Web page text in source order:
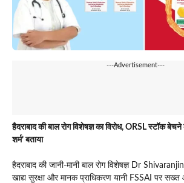
---Advertisement---
हैदराबाद की बाल रोग विशेषज्ञ का विरोध, ORSL स्टॉक बेचने
शर्म’ बताया
हैदराबाद की जानी-मानी बाल रोग विशेषज्ञ Dr
खाद्य सुरक्षा और मानक प्राधिकरण यानी FSSAI पर सख्त